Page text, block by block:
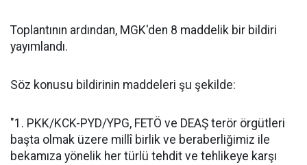
Toplantının ardından, MGK'den 8 maddelik bir bildiri
yayımlandı.
Söz konusu bildirinin maddeleri şu şekilde:
"1. PKK/KCK-PYD/YPG, FETÖ ve DEAŞ terör örgütleri
başta olmak üzere millî birlik ve beraberliğimiz ile
bekamıza yönelik her türlü tehdit ve tehlikeye karşı